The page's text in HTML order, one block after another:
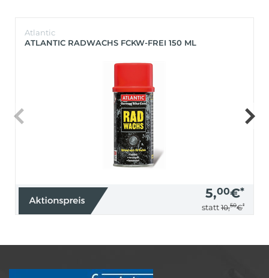
Atlantic
ATLANTIC RADWACHS FCKW-FREI 150 ML
5,00€*
statt 10,50€*